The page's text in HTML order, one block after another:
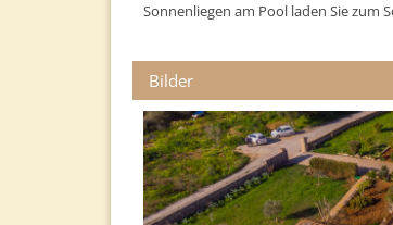
Sonnenliegen am Pool laden Sie zum
Bilder